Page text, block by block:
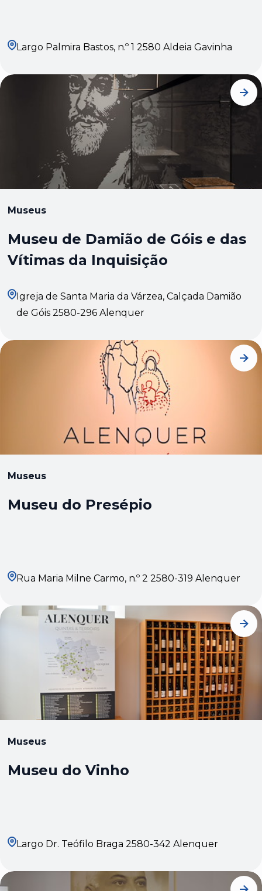
Largo Palmira Bastos, n.º 1 2580 Aldeia Gavinha
Museus
Museu de Damião de Góis e das
Vítimas da Inquisição
Igreja de Santa Maria da Várzea, Calçada Damião
de Góis 2580-296 Alenquer
Museus
Museu do Presépio
Rua Maria Milne Carmo, n.º 2 2580-319 Alenquer
Museus
Museu do Vinho
Largo Dr. Teófilo Braga 2580-342 Alenquer